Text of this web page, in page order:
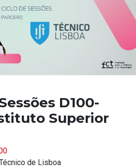
D100-
Superior
de Lisboa